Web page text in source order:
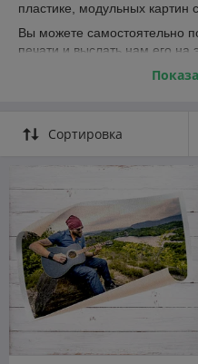
пластике, модульных картин
Вы можете самостоятельно
печати и выслать нам его на
дизайнеры подготовят макет
чем 2000-х тысяч
природы, памятников
Сортировка